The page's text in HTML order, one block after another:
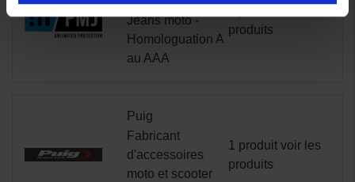
Jeans moto -
Homologuation A
au AAA
produits
Puig
Fabricant
d'accessoires
moto et scooter
1 produit voir les
produits